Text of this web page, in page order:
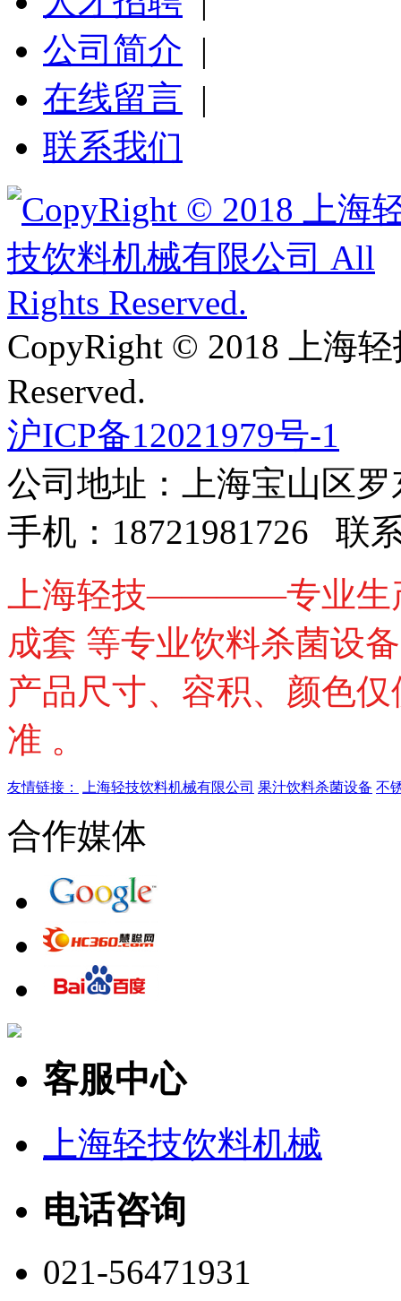
公司简介 |
在线留言 |
联系我们
CopyRight © 2018 上海
Reserved.
沪ICP备12021979号-1
公司地址：上海宝山区罗
手机：18721981726 联
上海轻技————专业生
成套 等专业饮料杀菌设
产品尺寸、容积、颜色
准 。
友情链接： 上海轻技饮料机械有限公司 果汁饮料杀菌设备 不
合作媒体
客服中心
上海轻技饮料机械
电话咨询
021-56471931